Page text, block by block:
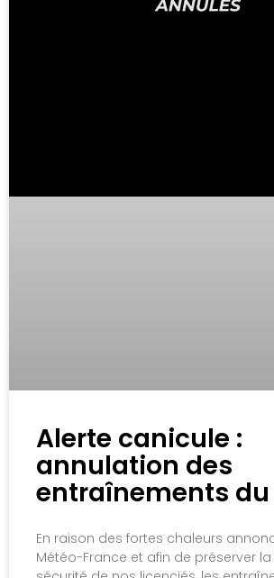
Alerte canicule :
annulation des
entraînements du
En raison des fortes chaleurs
Météo-France et afin de préserver